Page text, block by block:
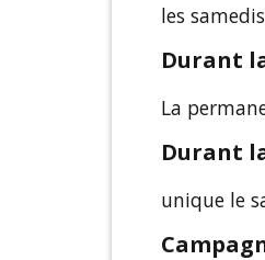
les
Durant
La
Durant
unique le